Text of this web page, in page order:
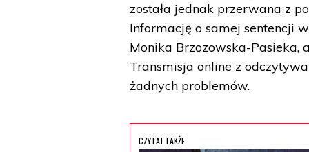
została jednak przerwana z
Informację o samej sentencji
Monika Brzozowska-Pasieka,
Transmisja online z
żadnych problemów.
CZYTAJ TAKŻE